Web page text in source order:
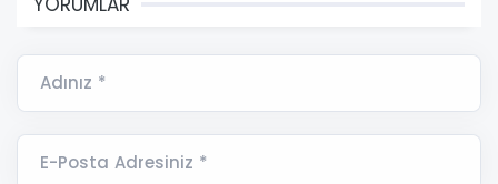
Adınız *
E-Posta Adresiniz *